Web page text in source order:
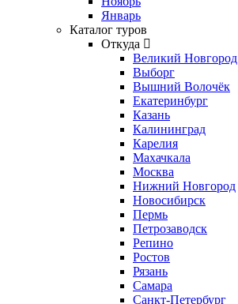
Январь
Каталог туров
Откуда
Великий Новгород
Выборг
Вышний Волочёк
Екатеринбург
Казань
Калининград
Карелия
Махачкала
Москва
Нижний Новгород
Новосибирск
Пермь
Петрозаводск
Репино
Ростов
Рязань
Самара
Санкт-Петербург